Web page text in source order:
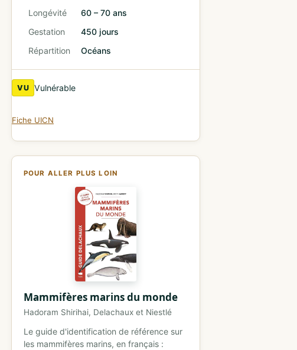
Longévité
60 – 70 ans
Gestation
450 jours
Répartition
Océans
VU Vulnérable
Fiche UICN
POUR ALLER PLUS LOIN
Mammifères marins du monde
Hadoram Shirihai, Delachaux et Niestlé
Le guide d'identification de référence sur
les mammifères marins, en français :